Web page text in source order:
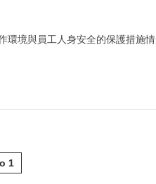
環境與員工人身安全的保護措施
1